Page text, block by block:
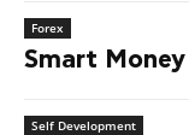
Forex
Smart
Self Development